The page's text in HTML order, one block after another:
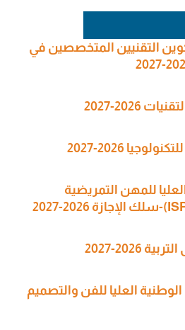
التقنيين المتخصصين في
2026-2027
2026-2027
للمهن التمريضية
2027
العليا للفن والتصميم